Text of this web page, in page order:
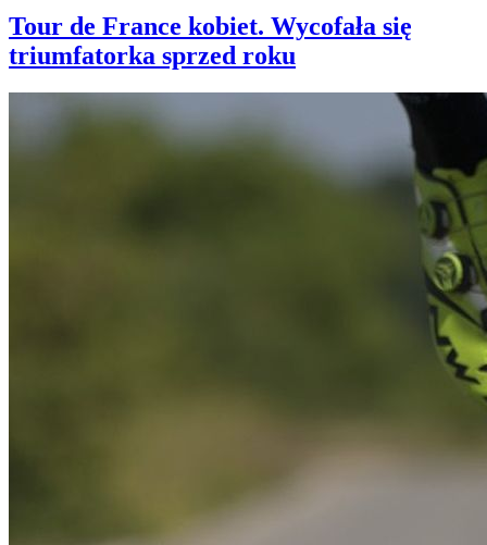
Tour de France kobiet. Wycofała się
triumfatorka sprzed roku